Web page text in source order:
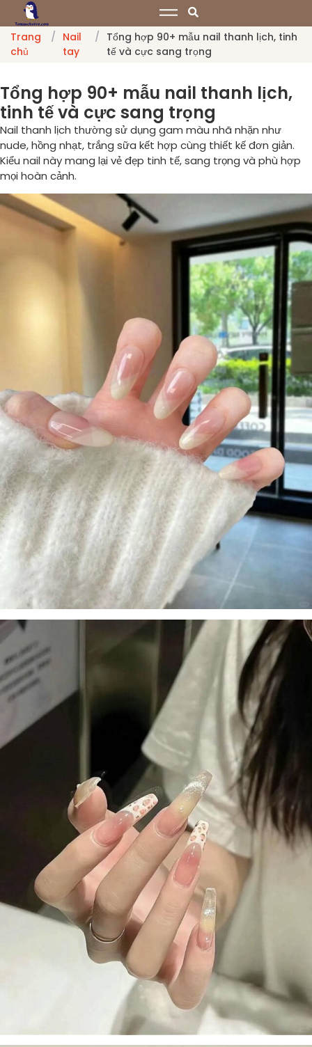
Trang
chủ
/ Nail
tay
/ Tổng hợp 90+ mẫu nail thanh lịch, tinh
tế và cực sang trọng
Tổng hợp 90+ mẫu nail thanh lịch,
tinh tế và cực sang trọng
Nail thanh lịch thường sử dụng gam màu nhã nhặn như
nude, hồng nhạt, trắng sữa kết hợp cùng thiết kế đơn giản.
Kiểu nail này mang lại vẻ đẹp tinh tế, sang trọng và phù hợp
mọi hoàn cảnh.